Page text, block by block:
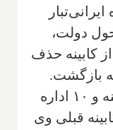
دولت،
کابینه حذف
بازگشت.
کابینه جدید کارنی ۲۸ وزیر کابینه و ۱۰ اداره
قبلی وی